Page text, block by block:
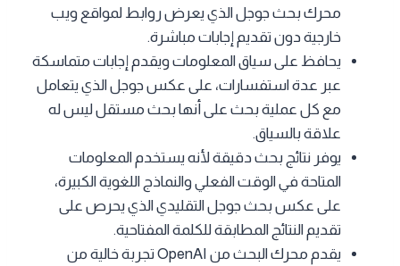
محرك بحث جوجل الذي يعرض روابط لمواقع ويب
خارجية دون تقديم إجابات مباشرة.
يحافظ على سياق المعلومات ويقدم إجابات متماسكة
عبر عدة استفسارات، على عكس جوجل الذي يتعامل
مع كل عملية بحث على أنها بحث مستقل ليس له
علاقة بالسياق.
يوفر نتائج بحث دقيقة لأنه يستخدم المعلومات
المتاحة في الوقت الفعلي والنماذج اللغوية الكبيرة،
على عكس بحث جوجل التقليدي الذي يحرص على
تقديم النتائج المطابقة للكلمة المفتاحية.
يقدم محرك البحث من OpenAI تجربة خالية من